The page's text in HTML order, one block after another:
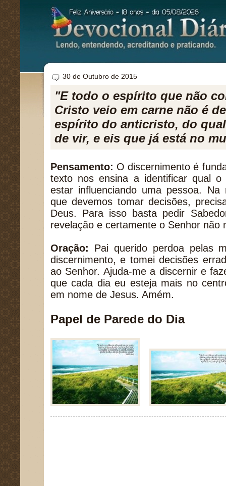
30 de Outubro de 2015
"E todo o espírito que não
Cristo veio em carne não é
espírito do anticristo, do
de vir, e eis que já está no
Pensamento: O discernimento é
texto nos ensina a identificar qual
estar influenciando uma pessoa.
que devemos tomar decisões,
Deus. Para isso basta pedir
revelação e certamente o Senhor não
Oração: Pai querido perdoa pelas
discernimento, e tomei decisões
ao Senhor. Ajuda-me a discernir e
que cada dia eu esteja mais no
em nome de Jesus. Amém.
Papel de Parede do Dia